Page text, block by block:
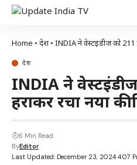
Home • देश• INDIA ने वेस्टइंडीज को 211
देश
INDIA ने
हराकर रचा नया
Last Updated: December 23, 2024 4:07
ByEditor
6 Min Read